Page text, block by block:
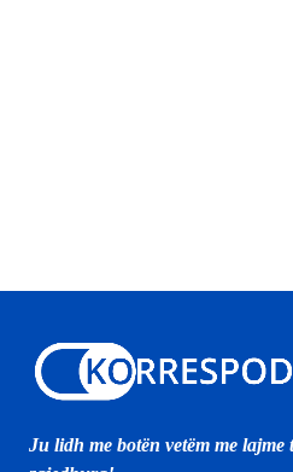
Ju lidh me botën vetëm me lajme